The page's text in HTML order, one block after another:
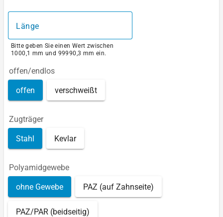
Länge
Bitte geben Sie einen Wert zwischen
1000,1 mm und 99990,3 mm ein.
offen/endlos
offen verschweißt
Zugträger
Stahl Kevlar
Polyamidgewebe
ohne Gewebe PAZ (auf Zahnseite)
PAZ/PAR (beidseitig)